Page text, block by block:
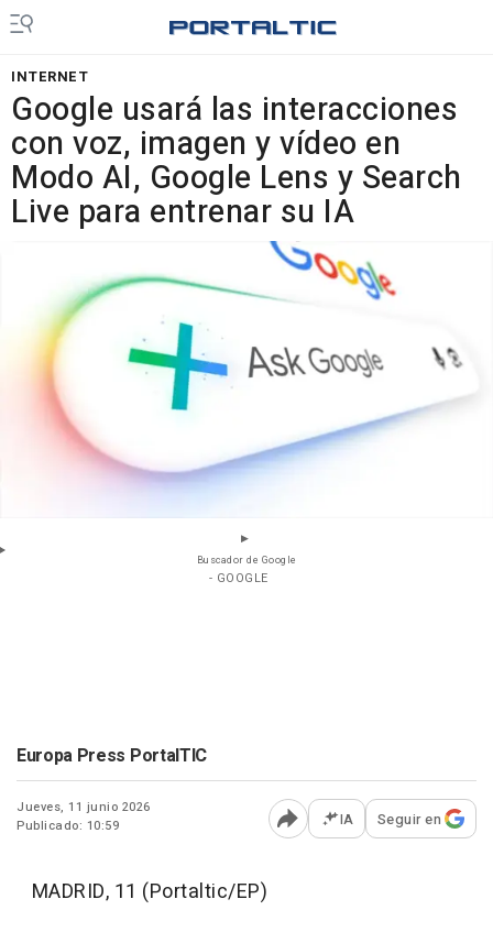
INTERNET
Google usará las interacciones
con voz, imagen y vídeo en
Modo AI, Google Lens y Search
Live para entrenar su IA
Buscador de Google
- GOOGLE
Europa Press PortalTIC
Jueves, 11 junio 2026
Publicado: 10:59
Abrir opciones para
IA Seguir en
MADRID, 11 (Portaltic/EP)